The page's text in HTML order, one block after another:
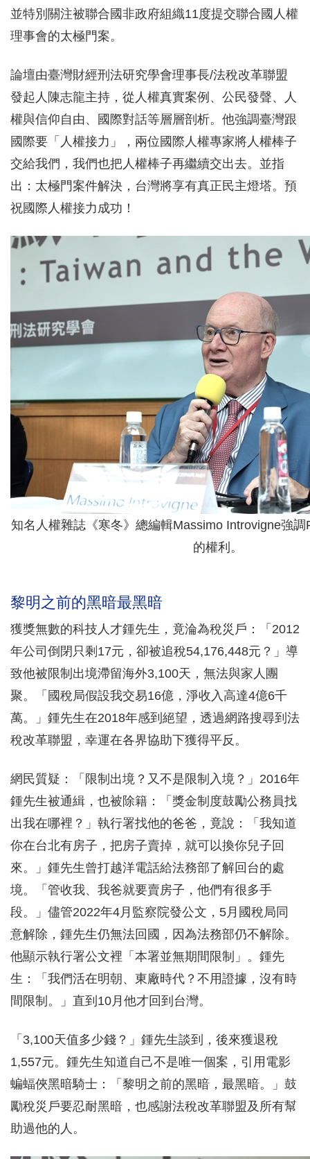
並特別關注被聯合國非政府組織11度提交聯合國人權
理事會的太極門案。
論壇由臺灣財經刑法研究學會理事長/法稅改革聯盟
發起人陳志龍主持，從人權真實案例、公民發聲、人
權與信仰自由、國際對話等層層剖析。他強調臺灣跟
國際要「人權接力」，兩位國際人權專家將人權棒子
交給我們，我們也把人權棒子再繼續交出去。並指
出：太極門案件解決，台灣將享有真正民主燈塔。預
祝國際人權接力成功！
知名人權雜誌《寒冬》總編輯Massimo Introvigne強
的權利。
黎明之前的黑暗最黑暗
獲獎無數的科技人才鍾先生，竟淪為稅災戶：「2012
年公司倒閉只剩17元，卻被追稅54,176,448元？」導
致他被限制出境滯留海外3,100天，無法與家人團
聚。「國稅局假設我交易16億，淨收入高達4億6千
萬。」鍾先生在2018年感到絕望，透過網路搜尋到法
稅改革聯盟，幸運在各界協助下獲得平反。
網民質疑：「限制出境？又不是限制入境？」2016年
鍾先生被通緝，也被除籍：「獎金制度鼓勵公務員找
出我在哪裡？」執行署找他的爸爸，竟說：「我知道
你在台北有房子，把房子賣掉，就可以換你兒子回
來。」鍾先生曾打越洋電話給法務部了解回台的處
境。「管收我、我爸就要賣房子，他們有很多手
段。」儘管2022年4月監察院發公文，5月國稅局同
意解除，鍾先生仍無法回國，因為法務部仍不解除。
他顯示執行署公文裡「本署並無期間限制」。鍾先
生：「我們活在明朝、東廠時代？不用證據，沒有時
間限制。」直到10月他才回到台灣。
「3,100天值多少錢？」鍾先生談到，後來獲退稅
1,557元。鍾先生知道自己不是唯一個案，引用電影
蝙蝠俠黑暗騎士：「黎明之前的黑暗，最黑暗。」鼓
勵稅災戶要忍耐黑暗，也感謝法稅改革聯盟及所有幫
助過他的人。